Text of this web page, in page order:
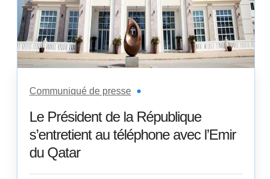
Communiqué de presse
Le Président de la République
s’entretient au téléphone avec l’Emir
du Qatar